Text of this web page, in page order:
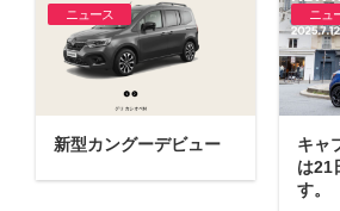
ニュース
新型カングーデビュー
ニュ
キャ
は21
す。